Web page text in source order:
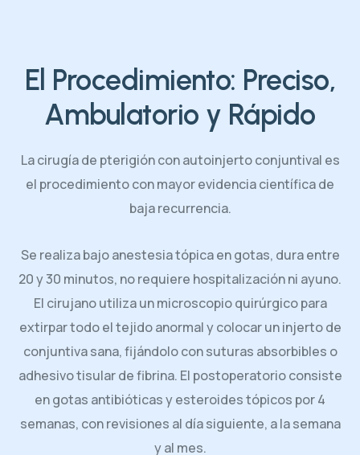
El Procedimiento: Preciso,
Ambulatorio y Rápido
La cirugía de pterigión con autoinjerto conjuntival es
el procedimiento con mayor evidencia científica de
baja recurrencia.
Se realiza bajo anestesia tópica en gotas, dura entre
20 y 30 minutos, no requiere hospitalización ni ayuno.
El cirujano utiliza un microscopio quirúrgico para
extirpar todo el tejido anormal y colocar un injerto de
conjuntiva sana, fijándolo con suturas absorbibles o
adhesivo tisular de fibrina. El postoperatorio consiste
en gotas antibióticas y esteroides tópicos por 4
semanas, con revisiones al día siguiente, a la semana
y al mes.